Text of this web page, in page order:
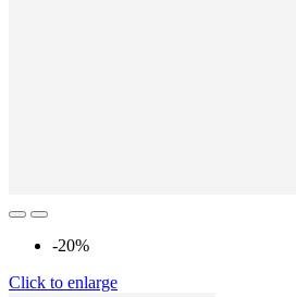
-20%
Click to enlarge